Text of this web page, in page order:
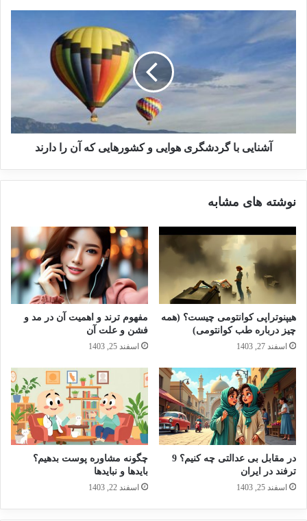
آشنایی با گردشگری هوایی و کشورهایی که آن را دارند
نوشته های مشابه
هیپنوتراپی کوانتومی چیست؟ (همه
چیز درباره طب کوانتومی)
اسفند 27, 1403
مفهوم ترند و اهمیت آن در مد و
فشن و علت آن
اسفند 25, 1403
در مقابل بی عدالتی چه کنیم؟ 9
ترفند در ایران
اسفند 25, 1403
چگونه مشاوره پوست بدهیم؟
بایدها و نبایدها
اسفند 22, 1403